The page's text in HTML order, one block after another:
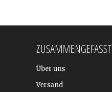
ZUSAMMENGEFASST
Über uns
Versand